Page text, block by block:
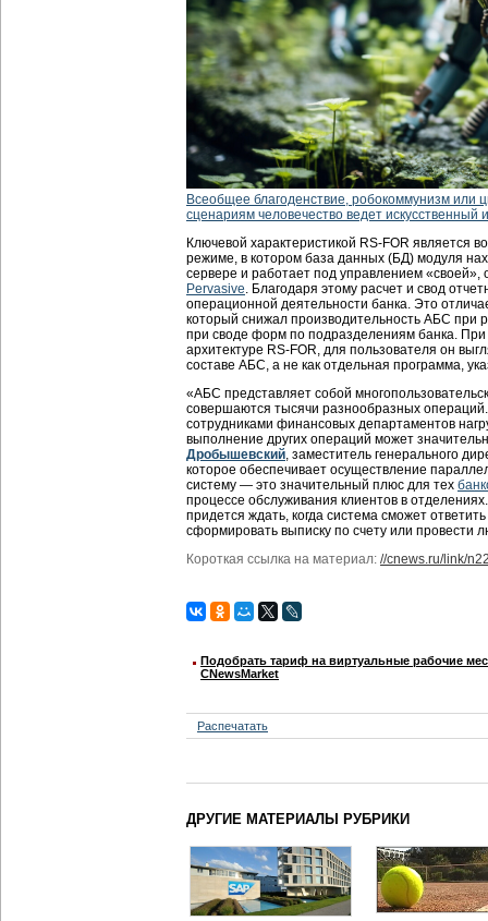
Всеобщее благоденствие, робокоммунизм или
сценариям человечество ведет искусственный
Ключевой характеристикой RS-FOR является
режиме, в котором база данных (БД) модуля
сервере и работает под управлением «своей»,
Pervasive . Благодаря этому расчет и свод
операционной деятельности банка. Это
который снижал производительность АБС при
при своде форм по подразделениям банка. При
архитектуре RS-FOR, для пользователя он
составе АБС, а не как отдельная программа,
«АБС представляет собой
совершаются тысячи разнообразных
сотрудниками финансовых департаментов
выполнение других операций может
Дробышевский , заместитель генерального
которое обеспечивает осуществление
систему — это значительный плюс для тех
процессе обслуживания клиентов в
придется ждать, когда система сможет
сформировать выписку по счету или провести
Короткая ссылка на материал: //cnews.ru/link/
Подобрать тариф на виртуальные рабочие
CNewsMarket
Распечатать
ДРУГИЕ МАТЕРИАЛЫ РУБРИКИ